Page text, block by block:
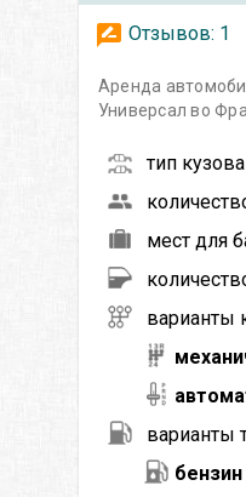
Отзывов: 1
Аренда
Универсал во
тип
мест для
варианты
варианты
бензин